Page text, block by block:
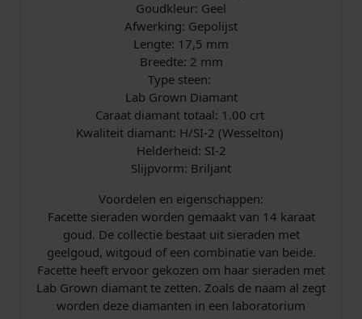
2
.
0
4
9
,
9
9
t
1
c
r
t
a
a
n
t
Goudkleur: Geel
Afwerking: Gepolijst
Lengte: 17,5 mm
Breedte: 2 mm
Type steen:
Lab Grown Diamant
Caraat diamant totaal: 1.00 crt
Kwaliteit diamant: H/SI-2 (Wesselton)
Helderheid: SI-2
Slijpvorm: Briljant
Voordelen en eigenschappen:
Facette sieraden worden gemaakt van 14 karaat
goud. De collectie bestaat uit sieraden met
geelgoud, witgoud of een combinatie van beide.
Facette heeft ervoor gekozen om haar sieraden met
Lab Grown diamant te zetten. Zoals de naam al zegt
worden deze diamanten in een laboratorium